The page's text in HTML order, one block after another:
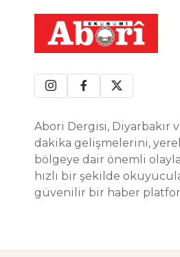
Abori Dergisi, Diyarbakır
dakika gelişmelerini,
bölgeye dair önemli
hızlı bir şekilde
güvenilir bir haber